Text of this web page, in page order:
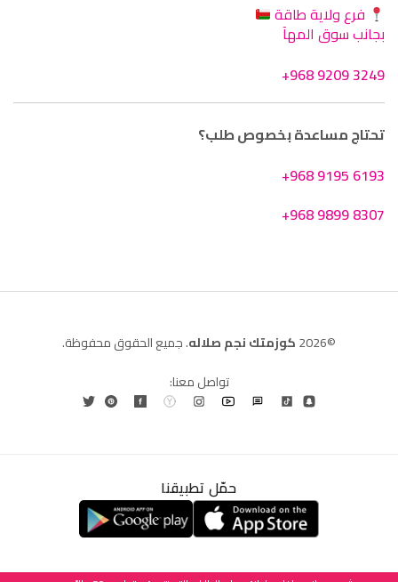
فرع ولاية طاقة
بجانب سوق المهآ
+968 9209 3249
تحتاج مساعدة بخصوص طلب؟
+968 9195 6193
+968 9899 8307
©2026 كوزمتك نجم صلاله. جميع الحقوق محفوظة.
تواصل معنا:
حمّل تطبيقنا